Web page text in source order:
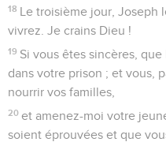
18 Le troisième jour, Joseph
vivrez. Je crains Dieu !
19 Si vous êtes sincères,
dans votre prison ; et vous,
nourrir vos familles,
20 et amenez-moi votre
soient éprouvées et que